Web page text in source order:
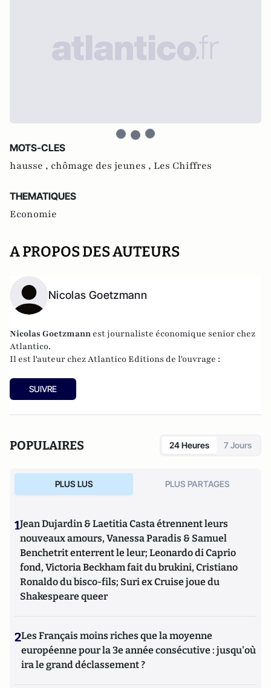
MOTS-CLES
hausse , chômage des jeunes , Les Chiffres
THEMATIQUES
Economie
A PROPOS DES AUTEURS
Nicolas Goetzmann
Nicolas Goetzmann est journaliste économique senior chez
Atlantico.
Il est l'auteur chezAtlantico Editions de l'ouvrage :
SUIVRE
POPULAIRES 24 Heures 7 Jours
PLUS LUS PLUS PARTAGES
1Jean Dujardin & Laetitia Casta étrennent leurs
nouveaux amours, Vanessa Paradis & Samuel
Benchetrit enterrent le leur; Leonardo di Caprio
fond, Victoria Beckham fait du brukini, Cristiano
Ronaldo du bisco-fils; Suri ex Cruise joue du
Shakespeare queer
2Les Français moins riches que la moyenne
européenne pour la 3e année consécutive : jusqu'où
ira le grand déclassement ?